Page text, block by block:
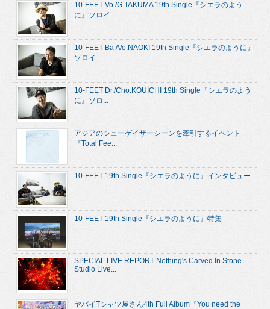
10-FEET Vo./G.TAKUMA 19th Single『シエラのよう
に』ソロイ...
10-FEET Ba./Vo.NAOKI 19th Single『シエラのように』
ソロイ...
10-FEET Dr./Cho.KOUICHI 19th Single『シエラのよう
に』ソロ...
アジアのシューゲイザーシーンを牽引するイベント
『Total Fee...
10-FEET 19th Single『シエラのように』インタビュー
10-FEET 19th Single『シエラのように』特集
SPECIAL LIVE REPORT Nothing's Carved In Stone
Studio Live...
ヤバイTシャツ屋さん4th Full Album『You need the